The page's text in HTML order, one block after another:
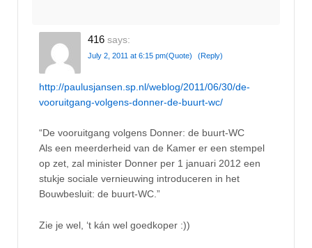
416 says:
July 2, 2011 at 6:15 pm(Quote) (Reply)
http://paulusjansen.sp.nl/weblog/2011/06/30/de-
vooruitgang-volgens-donner-de-buurt-wc/
“De vooruitgang volgens Donner: de buurt-WC
Als een meerderheid van de Kamer er een stempel
op zet, zal minister Donner per 1 januari 2012 een
stukje sociale vernieuwing introduceren in het
Bouwbesluit: de buurt-WC.”
Zie je wel, ‘t kán wel goedkoper :))